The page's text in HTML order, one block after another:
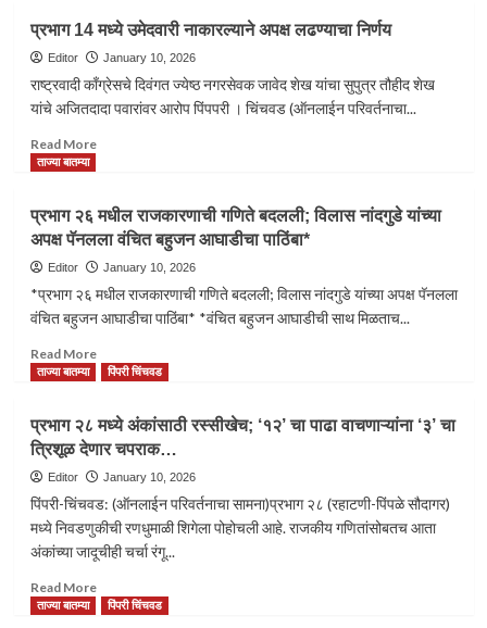
निळी
आणि
लाल
पूररेषेची फेरसर्वेक्षण
नव्याने
आखणी
देवेंद्र
फडणवीस
प्रभाग 14 मध्ये उमेदवारी नाकारल्याने अपक्ष लढण्याचा निर्णय
Editor January 10, 2026
राष्ट्रवादी काँग्रेसचे दिवंगत ज्येष्ठ नगरसेवक जावेद शेख यांचा सुपुत्र तौहीद शेख
यांचे अजितदादा पवारांवर आरोप पिंपपरी । चिंचवड (ऑनलाईन परिवर्तनाचा...
Read MoreRead
प्रभाग
14
मध्ये
उमेदवारी
नाकारल्याने
लढण्याचा
ताज्या बातम्या
प्रभाग २६ मधील राजकारणाची गणिते बदलली; विलास नांदगुडे यांच्या
अपक्ष पॅनलला वंचित बहुजन आघाडीचा पाठिंबा*
Editor January 10, 2026
*प्रभाग २६ मधील राजकारणाची गणिते बदलली; विलास नांदगुडे यांच्या अपक्ष पॅनलला
वंचित बहुजन आघाडीचा पाठिंबा* *वंचित बहुजन आघाडीची साथ मिळताच...
Read MoreRead
more
प्रभाग
२६
मधील
राजकारणाची
गणिते
बदलली;
विलास
नांदगुडे
अपक्ष
पॅनलला
ताज्या बातम्या पिंपरी चिंचवड
​प्रभाग २८ मध्ये अंकांसाठी रस्सीखेच; ‘१२’ चा पाढा वाचणाऱ्यांना ‘३’ चा
त्रिशूळ देणार चपराक…
Editor January 10, 2026
​पिंपरी-चिंचवड: (ऑनलाईन परिवर्तनाचा सामना)प्रभाग २८ (रहाटणी-पिंपळे सौदागर)
मध्ये निवडणुकीची रणधुमाळी शिगेला पोहोचली आहे. राजकीय गणितांसोबतच आता
अंकांच्या जादूचीही चर्चा रंगू...
Read MoreRead
more
ताज्या बातम्या पिंपरी चिंचवड